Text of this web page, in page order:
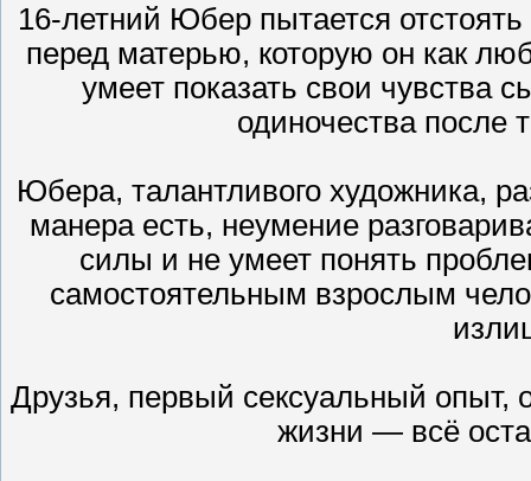
16-летний Юбер пытается
перед матерью, которую он как
умеет показать свои чувства
одиночества после
Юбера, талантливого художника,
манера есть, неумение
силы и не умеет понять
самостоятельным взрослым
Друзья, первый сексуальный опыт,
жизни — всё